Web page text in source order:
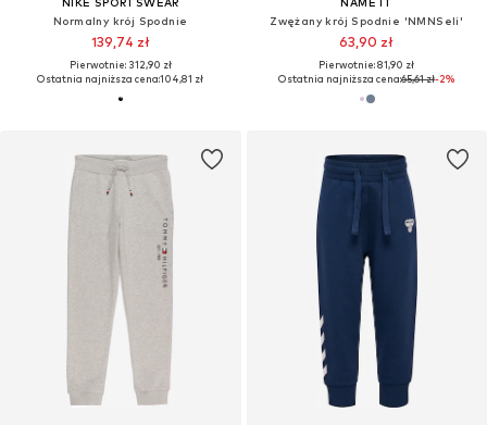
Normalny krój Spodnie
139,74 zł
Pierwotnie: 312,90 zł
Ostatnia najniższa cena:104,81 zł
Zwężany krój Spodnie 'NMNSeli'
63,90 zł
Pierwotnie: 81,90 zł
Ostatnia najniższa cena:65,61 zł-2%